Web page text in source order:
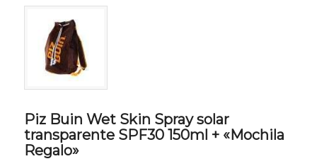
Piz Buin Wet Skin Spray solar
transparente SPF30 150ml + «Mochila
Regalo»